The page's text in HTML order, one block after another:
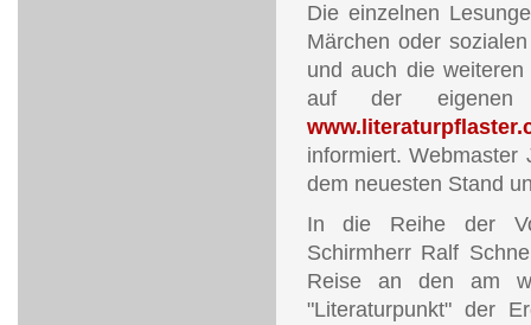
Die einzelnen
Märchen oder
und auch die
auf der eigenen
informiert.
dem neuesten Stand
In die Reihe der
Schirmherr Ralf
Reise an den am
"Literaturpunkt" der